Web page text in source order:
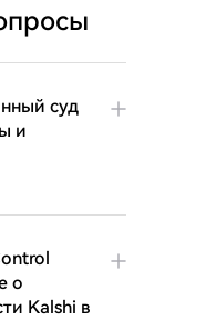
суд
и
о
Kalshi в